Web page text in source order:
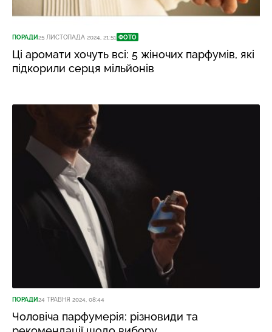
ПОРАДИ25 ЛИСТОПАДА 2024, 21:51 ФОТО
Ці аромати хочуть всі: 5 жіночих парфумів, які
підкорили серця мільйонів
ПОРАДИ24 ТРАВНЯ 2024, 08:44
Чоловіча парфумерія: різновиди та